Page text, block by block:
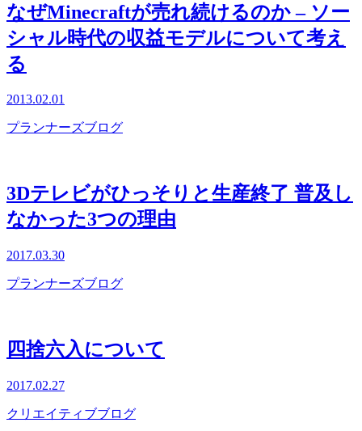
なぜMinecraftが売れ続けるのか – ソー
シャル時代の収益モデルについて考え
る
2013.02.01
プランナーズブログ
3Dテレビがひっそりと生産終了 普及し
なかった3つの理由
2017.03.30
プランナーズブログ
四捨六入について
2017.02.27
クリエイティブブログ